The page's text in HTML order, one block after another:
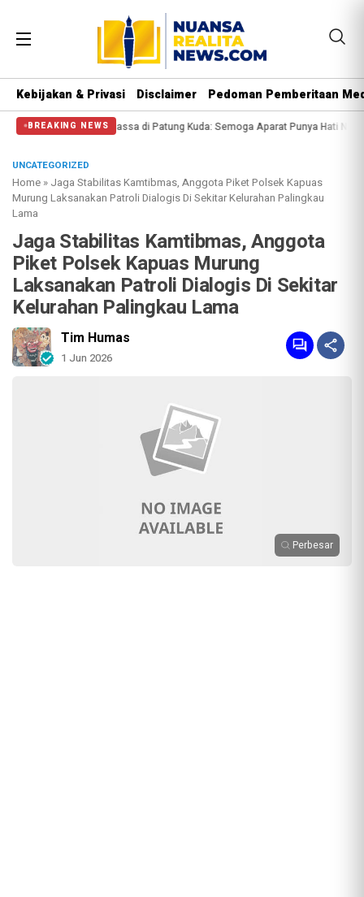
Kebijakan & Privasi Disclaimer Pedoman Pemberitaan
BREAKING NEWS
Halangi Massa di Patung Kuda: Semoga Aparat Punya Hati Nurani Massa
UNCATEGORIZED
Home » Jaga Stabilitas Kamtibmas, Anggota Piket Polsek Kapuas
Murung Laksanakan Patroli Dialogis Di Sekitar Kelurahan Palingkau
Lama
Jaga Stabilitas Kamtibmas, Anggota
Piket Polsek Kapuas Murung
Laksanakan Patroli Dialogis Di Sekitar
Kelurahan Palingkau Lama
Tim Humas
1 Jun 2026
Perbesar